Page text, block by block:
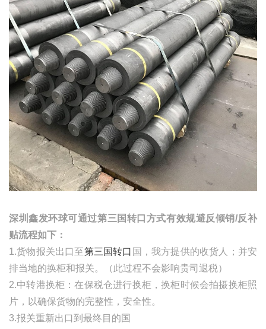
深圳鑫发环球可通过第三国转口方式有效规避反倾销/反补
贴流程如下：
1.货物报关出口至第三国转口 国，我方提供的收货人；并安
排当地的换柜和报关。（此过程不会影响贵司退税）
2.中转港换柜：在保税仓进行换柜，换柜时候会拍摄换柜照
片，以确保货物的完整性，安全性。
3.报关重新出口到最终目的国